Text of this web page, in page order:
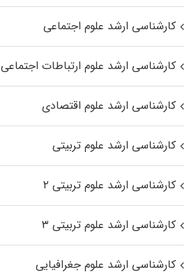
کارشناسی ارشد علوم اجتماعی
کارشناسی ارشد علوم ارتباطات اجتماعی
کارشناسی ارشد علوم اقتصادی
کارشناسی ارشد علوم تربیتی
کارشناسی ارشد علوم تربیتی ۲
کارشناسی ارشد علوم تربیتی ۳
کارشناسی ارشد علوم جغرافیایی